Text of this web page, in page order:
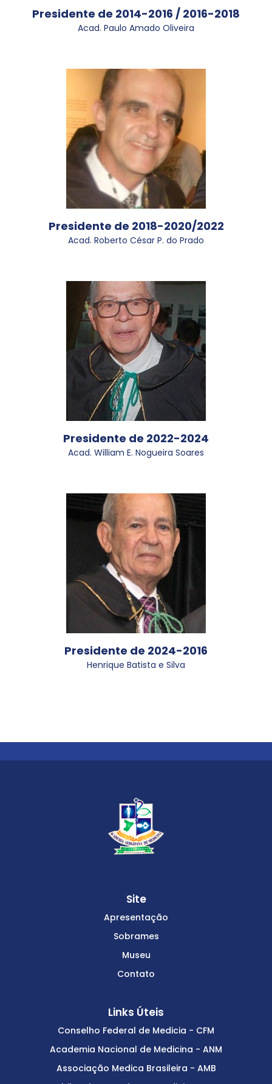
Presidente de 2014-2016 / 2016-2018
Acad. Paulo Amado Oliveira
Presidente de 2018-2020/2022
Acad. Roberto César P. do Prado
Presidente de 2022-2024
Acad. William E. Nogueira Soares
Presidente de 2024-2016
Henrique Batista e Silva
Site
Apresentação
Sobrames
Museu
Contato
Links Úteis
Conselho Federal de Medicia - CFM
Academia Nacional de Medicina - ANM
Associação Medica Brasileira - AMB